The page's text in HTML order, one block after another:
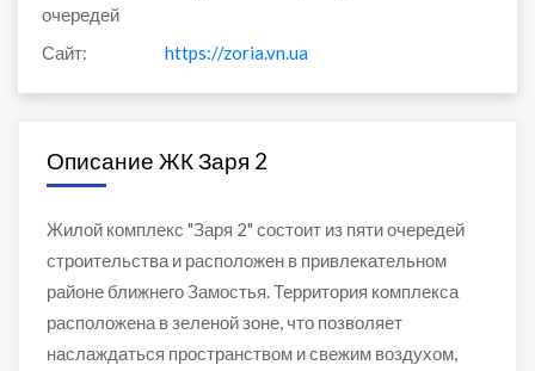
очередей
Сайт:
https://zoria.vn.ua
Описание ЖК Заря 2
Жилой комплекс "Заря 2" состоит из пяти очередей
строительства и расположен в привлекательном
районе ближнего Замостья. Территория комплекса
расположена в зеленой зоне, что позволяет
наслаждаться пространством и свежим воздухом,